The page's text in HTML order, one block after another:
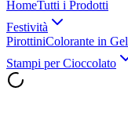
HomeTutti i Prodotti
Festività
PirottiniColorante in Gel
Stampi per Cioccolato